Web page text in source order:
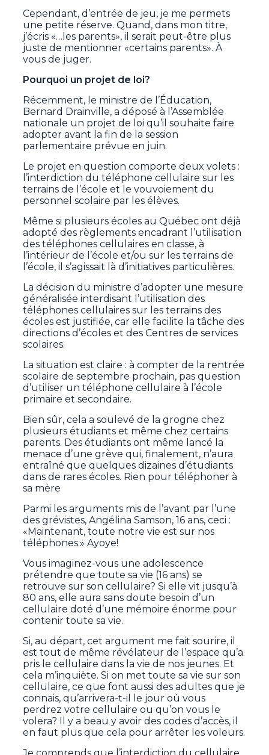
Cependant, d’entrée de jeu, je me permets
une petite réserve. Quand, dans mon titre,
j’écris «…les parents», il serait peut-être plus
juste de mentionner «certains parents». À
vous de juger.
Pourquoi un projet de loi?
Récemment, le ministre de l’Éducation,
Bernard Drainville, a déposé à l’Assemblée
nationale un projet de loi qu’il souhaite faire
adopter avant la fin de la session
parlementaire prévue en juin.
Le projet en question comporte deux volets :
l’interdiction du téléphone cellulaire sur les
terrains de l’école et le vouvoiement du
personnel scolaire par les élèves.
Même si plusieurs écoles au Québec ont déjà
adopté des règlements encadrant l’utilisation
des téléphones cellulaires en classe, à
l’intérieur de l’école et/ou sur les terrains de
l’école, il s’agissait là d’initiatives particulières.
La décision du ministre d’adopter une mesure
généralisée interdisant l’utilisation des
téléphones cellulaires sur les terrains des
écoles est justifiée, car elle facilite la tâche des
directions d’écoles et des Centres de services
scolaires.
La situation est claire : à compter de la rentrée
scolaire de septembre prochain, pas question
d’utiliser un téléphone cellulaire à l’école
primaire et secondaire.
Bien sûr, cela a soulevé de la grogne chez
plusieurs étudiants et même chez certains
parents. Des étudiants ont même lancé la
menace d’une grève qui, finalement, n’aura
entraîné que quelques dizaines d’étudiants
dans de rares écoles. Rien pour téléphoner à
sa mère
Parmi les arguments mis de l’avant par l’une
des grévistes, Angélina Samson, 16 ans, ceci :
«Maintenant, toute notre vie est sur nos
téléphones.» Ayoye!
Vous imaginez-vous une adolescence
prétendre que toute sa vie (16 ans) se
retrouve sur son cellulaire? Si elle vit jusqu’à
80 ans, elle aura sans doute besoin d’un
cellulaire doté d’une mémoire énorme pour
contenir toute sa vie.
Si, au départ, cet argument me fait sourire, il
est tout de même révélateur de l’espace qu’a
pris le cellulaire dans la vie de nos jeunes. Et
cela m’inquiète. Si on met toute sa vie sur son
cellulaire, ce que font aussi des adultes que je
connais, qu’arrivera-t-il le jour où vous
perdrez votre cellulaire ou qu’on vous le
volera? Il y a beau y avoir des codes d’accès, il
en faut plus que cela pour arrêter les voleurs.